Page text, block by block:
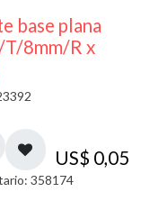
base plana
8mm/R x
US$ 0,05
358174